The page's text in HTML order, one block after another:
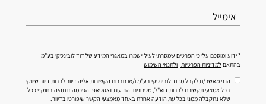
אימייל
* ידוע ומוסכם עלי כי הפרטים שמסרתי לעיל יישמרו במאגרי המידע של דוד לובינסקי בע"מ
בהתאםלמדיניות הפרטיות ולתנאי השימוש
הנני מאשר/ת לקבל מדוד לובינסקי בע"מ ו/או חברות הקשורות אליה דיוור לרבות דיוור שיווקי
בכל אמצעי תקשורת לרבות דוא"ל, מסרונים, הודעות וואטסאפ. הסכמה זו תהיה בתוקף ככל
שלא נתקבלה ממני בכל עת הודעה אחרת באחד מאמצעי הקשר שיפורטו בדיוור.